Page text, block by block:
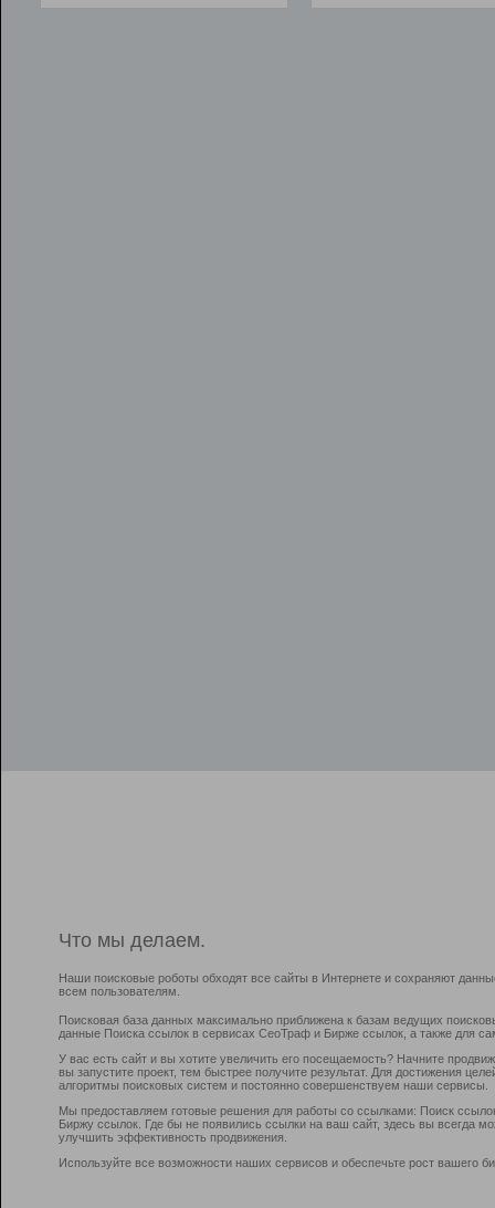
Что мы делаем.
Наши поисковые роботы обходят все сайты в Интернете и сохраняют
всем пользователям.
Поисковая база данных максимально приближена к базам ведущих
данные Поиска ссылок в сервисах СеоТраф и Бирже ссылок, а также для
У вас есть сайт и вы хотите увеличить его посещаемость? Начните
вы запустите проект, тем быстрее получите результат. Для достижения
алгоритмы поисковых систем и постоянно совершенствуем наши сервисы.
Мы предоставляем готовые решения для работы со ссылками: Поиск
Биржу ссылок. Где бы не появились ссылки на ваш сайт, здесь вы всегда
улучшить эффективность продвижения.
Используйте все возможности наших сервисов и обеспечьте рост вашего